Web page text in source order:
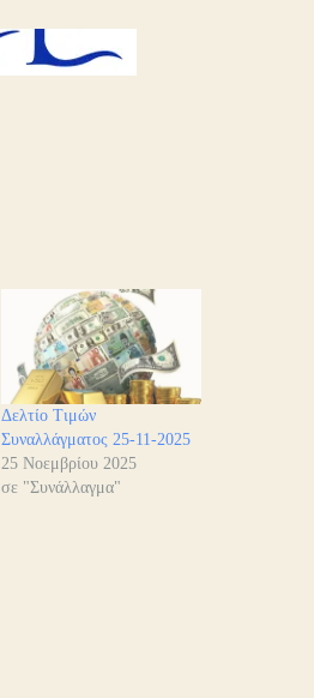
Δελτίο Τιμών
Συναλλάγματος 25-11-2025
25 Νοεμβρίου 2025
σε "Συνάλλαγμα"